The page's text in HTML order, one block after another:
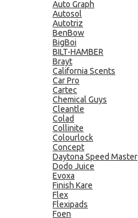
Auto Graph
Autosol
Autotriz
BenBow
BigBoi
BILT-HAMBER
Brayt
California Scents
Car Pro
Cartec
Chemical Guys
Cleantle
Colad
Collinite
Colourlock
Concept
Daytona Speed Master
Dodo Juice
Evoxa
Finish Kare
Flex
Flexipads
Foen